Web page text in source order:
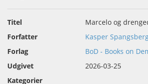
Titel
Marcelo og
Forfatter
Kasper
Forlag
BoD - Books on
Udgivet
2026-03-25
Kategorier